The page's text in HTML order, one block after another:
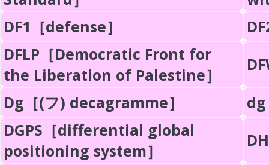
DF1［defense］
DFLP［Democratic Front for
the Liberation of Palestine］
Dg［(フ) decagramme］
DGPS［differential global
positioning system］